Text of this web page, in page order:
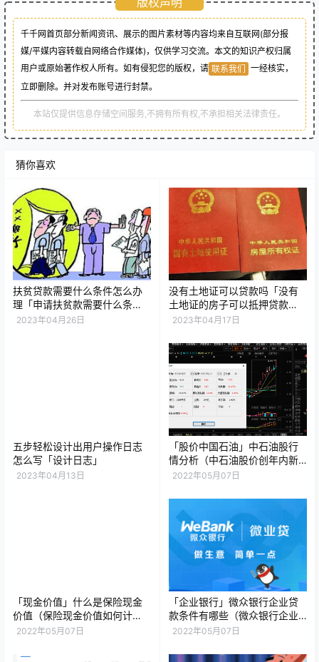
千千网首页部分新闻资讯、展示的图片素材等内容均来自互联网(部分报
媒/平媒内容转载自网络合作媒体)，仅供学习交流。本文的知识产权归属
用户或原始著作权人所有。如有侵犯您的版权，请 联系我们
一经核实，
立即删除。并对发布账号进行封禁。
本站仅提供信息存储空间服务,不拥有所有权,不承担相关法律责任。
猜你喜欢
扶贫贷款需要什么条件怎么办
理「申请扶贫款需要什么条
件」
2023年04月26日
没有土地证可以贷款吗「没有
土地证的房子可以抵押贷款
吗」
2023年04月17日
五步轻松设计出用户操作日志
怎么写「设计日志」
2023年04月13日
「股价中国石油」中石油股行
情分析（中石油股价创年内新
高意味什么）
2022年05月07日
「现金价值」什么是保险现金
价值（保险现金价值如何计
算）
2022年05月07日
「企业银行」微众银行企业贷
款条件有哪些（微众银行企业
贷款的7个流程）
2022年05月07日